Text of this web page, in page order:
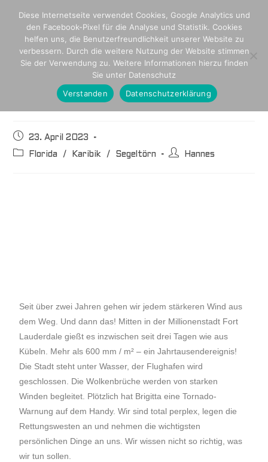
Im Auge des Tornado
23. April 2023
Florida / Karibik / Segeltörn Hannes
Seit über zwei Jahren gehen wir jedem stärkeren Wind aus
dem Weg. Und dann das! Mitten in der Millionenstadt Fort
Lauderdale gießt es inzwischen seit drei Tagen wie aus
Kübeln. Mehr als 600 mm / m² – ein Jahrtausendereignis!
Die Stadt steht unter Wasser, der Flughafen wird
geschlossen. Die Wolkenbrüche werden von starken
Winden begleitet. Plötzlich hat Brigitta eine Tornado-
Warnung auf dem Handy. Wir sind total perplex, legen die
Rettungswesten an und nehmen die wichtigsten
persönlichen Dinge an uns. Wir wissen nicht so richtig, was
wir tun sollen.
Diese Internetseite verwendet Cookies, Google Analytics und
den Facebook-Pixel für die Analyse und Statistik. Cookies
helfen uns, die Benutzerfreundlichkeit unserer Website zu
verbessern. Durch die weitere Nutzung der Website stimmen
Sie der Verwendung zu. Weitere Informationen hierzu finden
Sie unter Datenschutz
Verstanden
Datenschutzerklärung